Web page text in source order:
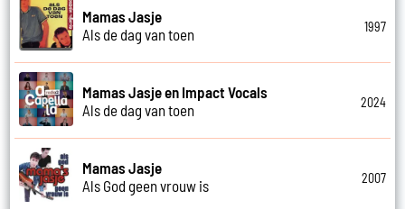
Mamas Jasje
Als de dag van toen
1997
Mamas Jasje en Impact Vocals
Als de dag van toen
2024
Mamas Jasje
Als God geen vrouw is
2007